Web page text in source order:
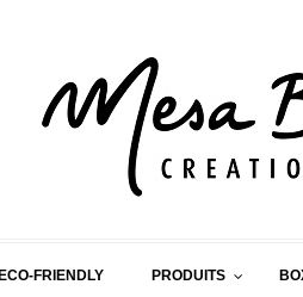
FRIENDLY PRODUITS